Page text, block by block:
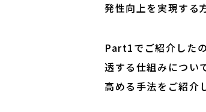
発性向上を実現する
Part1でご紹介した
透する仕組みについ
高める手法をご紹介